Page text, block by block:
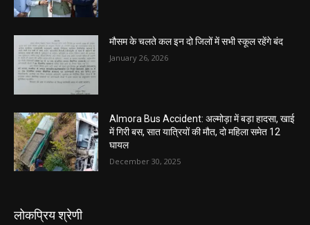
मौसम के चलते कल इन दो जिलों में सभी स्कूल रहेंगे बंद
January 26, 2026
Almora Bus Accident: अल्मोड़ा में बड़ा हादसा, खाई
में गिरी बस, सात यात्रियों की मौत, दो महिला समेत 12
घायल
December 30, 2025
लोकप्रिय श्रेणी